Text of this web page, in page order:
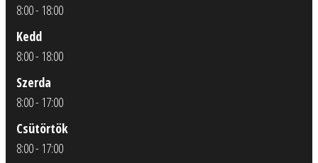
8:00 - 18:00
Kedd
8:00 - 18:00
Szerda
8:00 - 17:00
Csütörtök
8:00 - 17:00